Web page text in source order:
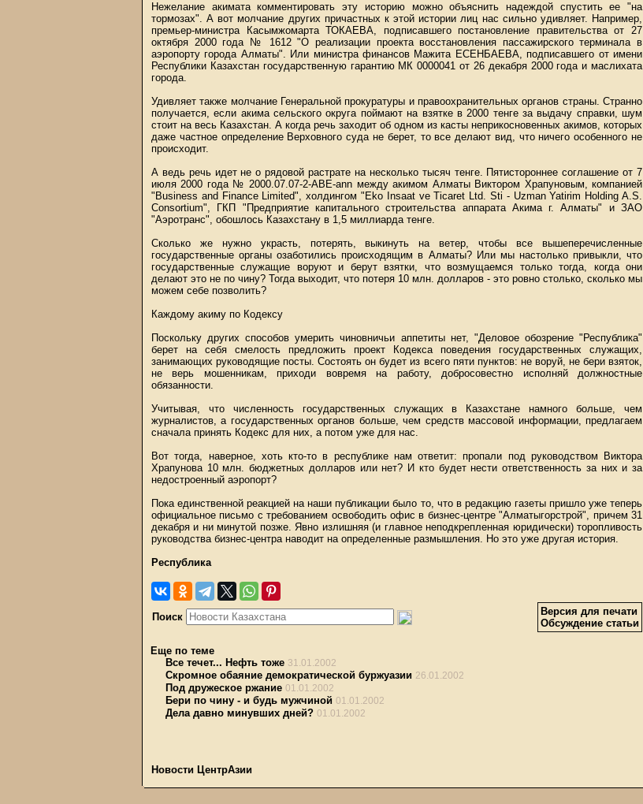
Нежелание акимата комментировать эту историю можно объяснить надеждой спустить ее "на
тормозах". А вот молчание других причастных к этой истории лиц нас сильно удивляет. Например,
премьер-министра Касымжомарта ТОКАЕВА, подписавшего постановление правительства от 27
октября 2000 года № 1612 "О реализации проекта восстановления пассажирского терминала в
аэропорту города Алматы". Или министра финансов Мажита ЕСЕНБАЕВА, подписавшего от имени
Республики Казахстан государственную гарантию МК 0000041 от 26 декабря 2000 года и маслихата
города.
Удивляет также молчание Генеральной прокуратуры и правоохранительных органов страны. Странно
получается, если акима сельского округа поймают на взятке в 2000 тенге за выдачу справки, шум
стоит на весь Казахстан. А когда речь заходит об одном из касты неприкосновенных акимов, которых
даже частное определение Верховного суда не берет, то все делают вид, что ничего особенного не
происходит.
А ведь речь идет не о рядовой растрате на несколько тысяч тенге. Пятистороннее соглашение от 7
июля 2000 года № 2000.07.07-2-ABE-ann между акимом Алматы Виктором Храпуновым, компанией
"Business and Finance Limited", холдингом "Eko Insaat ve Ticaret Ltd. Sti - Uzman Yatirim Holding A.S.
Consortium", ГКП "Предприятие капитального строительства аппарата Акима г. Алматы" и ЗАО
"Аэротранс", обошлось Казахстану в 1,5 миллиарда тенге.
Сколько же нужно украсть, потерять, выкинуть на ветер, чтобы все вышеперечисленные
государственные органы озаботились происходящим в Алматы? Или мы настолько привыкли, что
государственные служащие воруют и берут взятки, что возмущаемся только тогда, когда они
делают это не по чину? Тогда выходит, что потеря 10 млн. долларов - это ровно столько, сколько мы
можем себе позволить?
Каждому акиму по Кодексу
Поскольку других способов умерить чиновничьи аппетиты нет, "Деловое обозрение "Республика"
берет на себя смелость предложить проект Кодекса поведения государственных служащих,
занимающих руководящие посты. Состоять он будет из всего пяти пунктов: не воруй, не бери взяток,
не верь мошенникам, приходи вовремя на работу, добросовестно исполняй должностные
обязанности.
Учитывая, что численность государственных служащих в Казахстане намного больше, чем
журналистов, а государственных органов больше, чем средств массовой информации, предлагаем
сначала принять Кодекс для них, а потом уже для нас.
Вот тогда, наверное, хоть кто-то в республике нам ответит: пропали под руководством Виктора
Храпунова 10 млн. бюджетных долларов или нет? И кто будет нести ответственность за них и за
недостроенный аэропорт?
Пока единственной реакцией на наши публикации было то, что в редакцию газеты пришло уже теперь
официальное письмо с требованием освободить офис в бизнес-центре "Алматыгорстрой", причем 31
декабря и ни минутой позже. Явно излишняя (и главное неподкрепленная юридически) торопливость
руководства бизнес-центра наводит на определенные размышления. Но это уже другая история.
Республика
Поиск
Версия для печати
Обсуждение статьи
Еще по теме
Все течет... Нефть тоже 31.01.2002
Скромное обаяние демократической буржуазии 26.01.2002
Под дружеское ржание 01.01.2002
Бери по чину - и будь мужчиной 01.01.2002
Дела давно минувших дней? 01.01.2002
Новости ЦентрАзии